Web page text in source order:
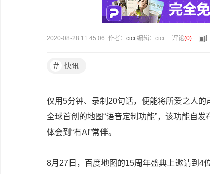
2020-08-28 11:45:06 作者： cici 编辑：cici 评论(0)
# 快讯
仅用5分钟、录制20句话，便能将所爱之人的
全球首创的地图“语音定制功能”，该功能自
体会到“有AI”常伴。
8月27日，百度地图的15周年盛典上邀请到4